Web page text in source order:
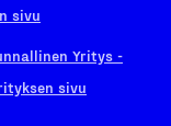
sivu
Yritys -
sivu